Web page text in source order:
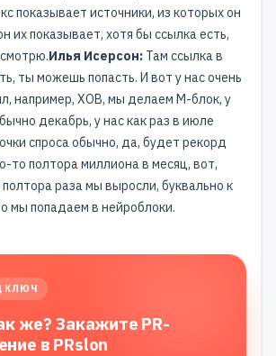
показывает источники, из которых он
их показывает, хотя бы ссылка есть,
Илья Исерсон: Там ссылка в
ты можешь попасть. И вот у нас очень
например, ХОВ, мы делаем М-блок, у
декабрь, у нас как раз в июле
спроса обычно, да, будет рекорд
то полтора миллиона в месяц, вот,
раза мы выросли, буквально к
мы попадаем в нейроблоки.
КЛЮЧ
же? Закажите PR-
в PRslon